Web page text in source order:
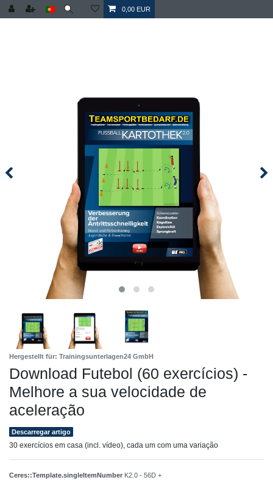
0,00 EUR
Hergestellt für: Trainingsunterlagen24 GmbH
Download Futebol (60 exercícios) -
Melhore a sua velocidade de
aceleração
Descarregar artigo
30 exercícios em casa (incl. vídeo), cada um com uma variação
Ceres::Template.singleItemNumber K2.0 - 56D +